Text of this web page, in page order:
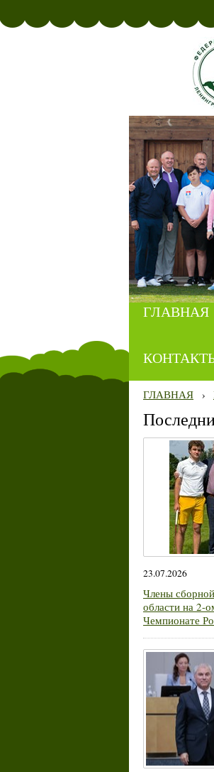
ГЛАВНАЯ
ГЛАВНАЯ ›
23.07.2026
Члены
области на 2-
Чемпионате